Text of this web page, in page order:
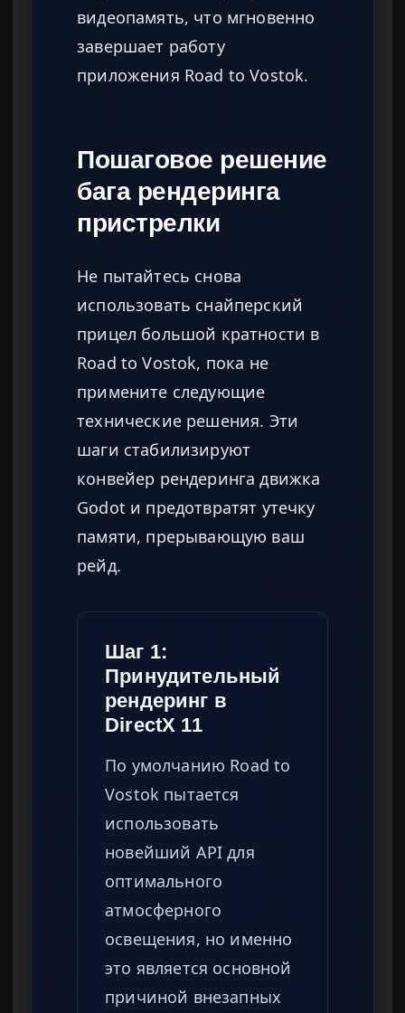
видеопамять, что мгновенно
завершает работу
приложения Road to Vostok.
Пошаговое решение
бага рендеринга
пристрелки
Не пытайтесь снова
использовать снайперский
прицел большой кратности в
Road to Vostok, пока не
примените следующие
технические решения. Эти
шаги стабилизируют
конвейер рендеринга движка
Godot и предотвратят утечку
памяти, прерывающую ваш
рейд.
Шаг 1:
Принудительный
рендеринг в
DirectX 11
По умолчанию Road to
Vostok пытается
использовать
новейший API для
оптимального
атмосферного
освещения, но именно
это является основной
причиной внезапных